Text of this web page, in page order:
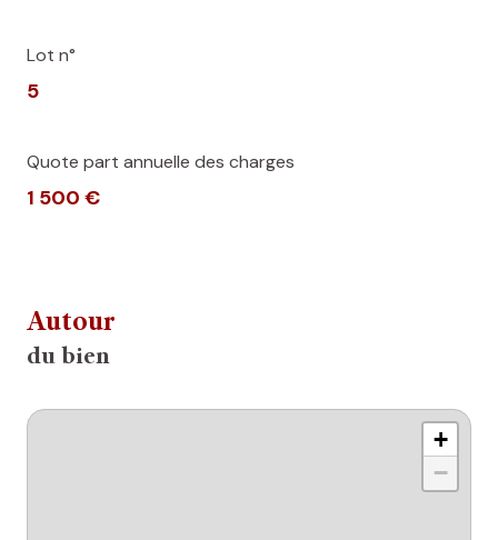
Lot n°
5
Quote part annuelle des charges
1 500 €
Autour
du bien
+
−